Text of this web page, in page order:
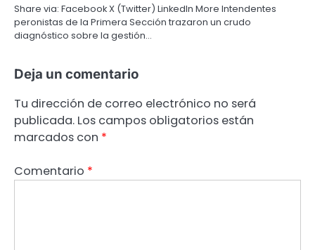
Share via: Facebook X (Twitter) LinkedIn More Intendentes
peronistas de la Primera Sección trazaron un crudo
diagnóstico sobre la gestión…
Deja un comentario
Tu dirección de correo electrónico no será
publicada. Los campos obligatorios están
marcados con *
Comentario *